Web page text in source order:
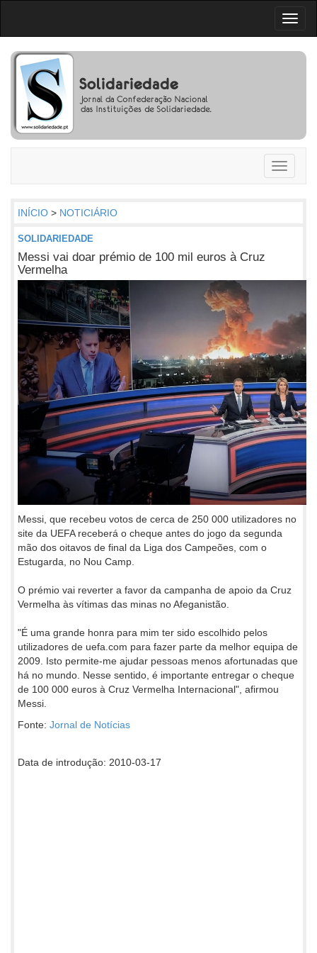
Toggle
INÍCIO > NOTICIÁRIO
SOLIDARIEDADE
Messi vai doar prémio de 100 mil euros à Cruz
Vermelha
Messi, que recebeu votos de cerca de 250 000 utilizadores no
site da UEFA receberá o cheque antes do jogo da segunda
mão dos oitavos de final da Liga dos Campeões, com o
Estugarda, no Nou Camp.
O prémio vai reverter a favor da campanha de apoio da Cruz
Vermelha às vítimas das minas no Afeganistão.
"É uma grande honra para mim ter sido escolhido pelos
utilizadores de uefa.com para fazer parte da melhor equipa de
2009. Isto permite-me ajudar pessoas menos afortunadas que
há no mundo. Nesse sentido, é importante entregar o cheque
de 100 000 euros à Cruz Vermelha Internacional", afirmou
Messi.
Fonte: Jornal de Notícias
Data de introdução: 2010-03-17